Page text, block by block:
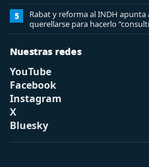
5
Rabat y reforma al INDH
querellarse para hacerlo
Nuestras redes
YouTube
Facebook
Instagram
X
Bluesky